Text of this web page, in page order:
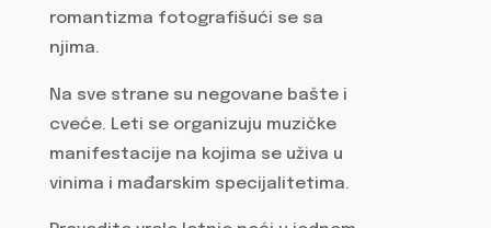
romantizma fotografišući se sa
njima.
Na sve strane su negovane bašte i
cveće. Leti se organizuju muzičke
manifestacije na kojima se uživa u
vinima i mađarskim specijalitetima.